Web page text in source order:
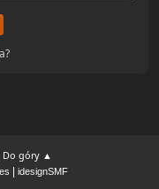
Do góry ▲
idesignSMF